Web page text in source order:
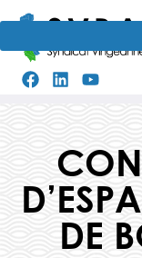
Aller
au
DE